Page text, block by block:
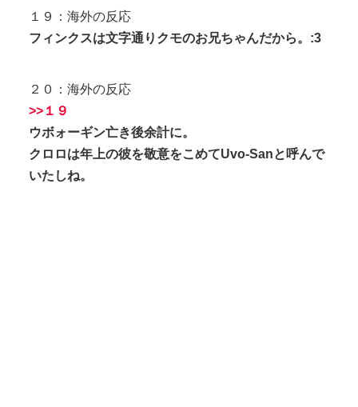
１９：海外の反応
フィンクスは文字通りクモのお兄ちゃんだから。:3
２０：海外の反応
>>１９
ウボォーギン亡き後余計に。
クロロは年上の彼を敬意をこめてUvo-Sanと呼んで
いたしね。